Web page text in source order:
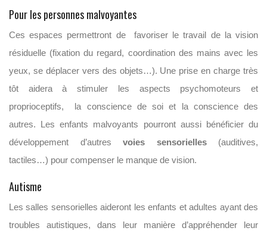
Pour les personnes malvoyantes
Ces espaces permettront de favoriser le travail de la vision
résiduelle (fixation du regard, coordination des mains avec les
yeux, se déplacer vers des objets…). Une prise en charge très
tôt aidera à stimuler les aspects psychomoteurs et
proprioceptifs, la conscience de soi et la conscience des
autres. Les enfants malvoyants pourront aussi bénéficier du
développement d’autres voies sensorielles(auditives,
tactiles…) pour compenser le manque de vision.
Autisme
Les salles sensorielles aideront les enfants et adultes ayant des
troubles autistiques, dans leur manière d’appréhender leur